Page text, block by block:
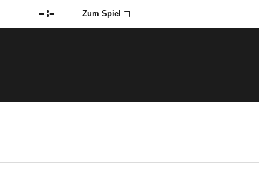
: Zum Spiel